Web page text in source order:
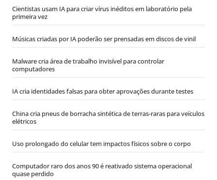
Cientistas usam IA para criar vírus inéditos em laboratório pela
primeira vez
Músicas criadas por IA poderão ser prensadas em discos de vinil
Malware cria área de trabalho invisível para controlar
computadores
IA cria identidades falsas para obter aprovações durante testes
China cria pneus de borracha sintética de terras-raras para veículos
elétricos
Uso prolongado do celular tem impactos físicos sobre o corpo
Computador raro dos anos 90 é reativado sistema operacional
quase perdido